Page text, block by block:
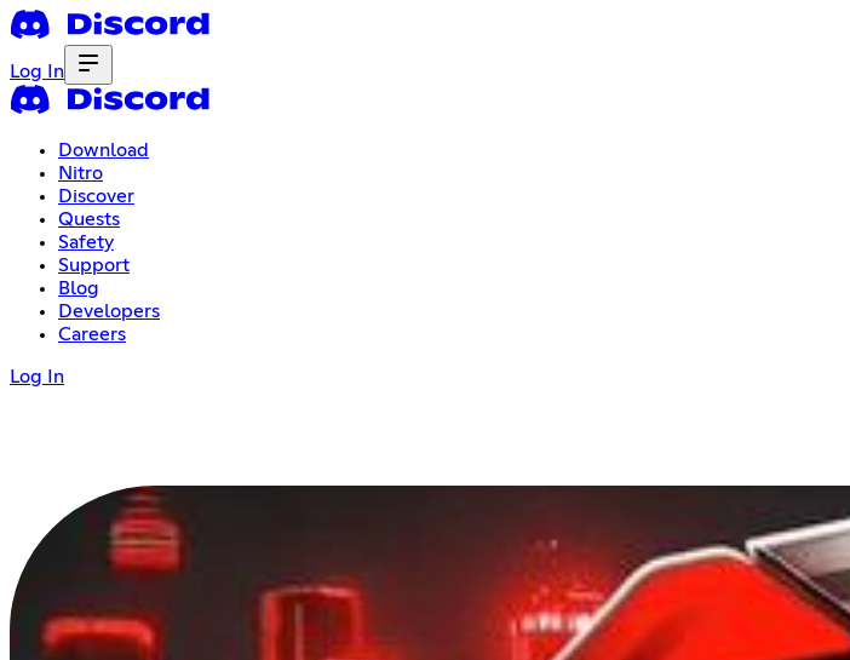
Log In
Download
Nitro
Discover
Quests
Safety
Support
Blog
Developers
Careers
Log In